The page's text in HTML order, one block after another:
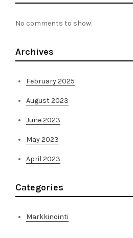
No comments to show.
Archives
February 2025
August 2023
June 2023
May 2023
April 2023
Categories
Markkinointi